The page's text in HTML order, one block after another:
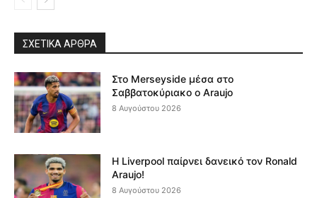
ΣΧΕΤΙΚΆ ΆΡΘΡΑ
Στο Merseyside μέσα στο
Σαββατοκύριακο ο Araujo
8 Αυγούστου 2026
Η Liverpool παίρνει δανεικό τον Ronald
Araujo!
8 Αυγούστου 2026